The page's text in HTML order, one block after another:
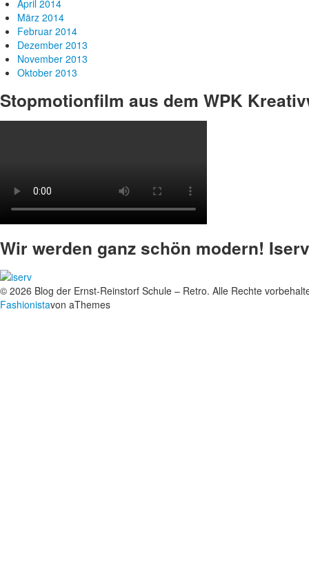
April 2014
März 2014
Februar 2014
Dezember 2013
November 2013
Oktober 2013
Stopmotionfilm aus dem WPK
Wir werden ganz schön modern!
© 2026 Blog der Ernst-Reinstorf Schule – Retro. Alle Rechte
Fashionistavon aThemes